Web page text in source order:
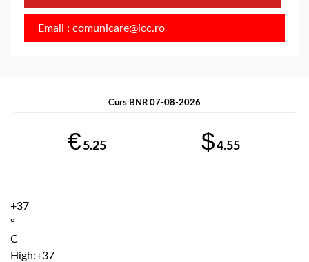
Email : comunicare@icc.ro
Curs BNR 07-08-2026
€ 5.25 $4.55
+37
°
C
High:+37